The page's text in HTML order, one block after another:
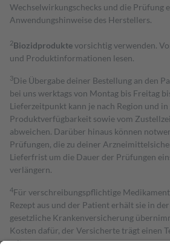
Wechselwirkungschecks und die Prüfung
Anwendungshinweise des Herstellers.
2Biozidproduktevorsichtig verwenden.
und Produktinformationen lesen.
3Die Übergabe deiner Bestellung an den
bei uns werktags von Montag bis Freitag
Lieferzeitpunkt kann je nach Region und
Produktverfügbarkeit sowie vom
abweichen. Darüber hinaus können
Prüfungen, die zu deiner
Lieferfrist um die Dauer der Prüfungen
verlängern.
4Für verschreibungspflichtige
Rezept aus und der Patient erhält sie in
gesetzliche Krankenversicherung
Kosten dafür, der Versicherte trägt einen
mit.